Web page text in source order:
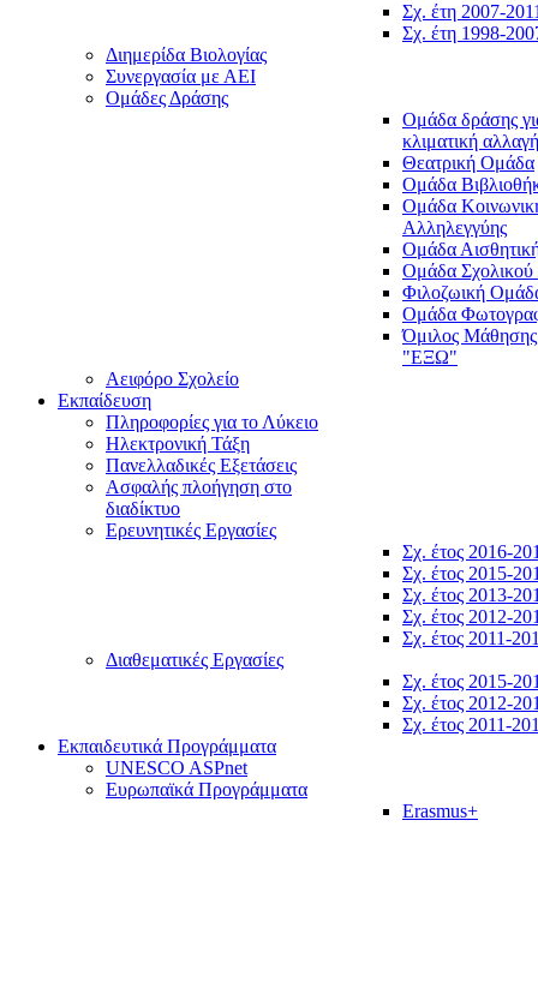
Σχ. έτη 2007-
Σχ. έτη 1998-
Διημερίδα Βιολογίας
Συνεργασία με ΑΕΙ
Ομάδες Δράσης
Ομάδα δράσης
κλιματική αλλαγή
Θεατρική Ομάδα
Ομάδα
Ομάδα
Αλληλεγγύης
Ομάδα
Ομάδα
Φιλοζωική
Ομάδα
Όμιλος Μάθησης
"ΕΞΩ"
Αειφόρο Σχολείο
Εκπαίδευση
Πληροφορίες για το Λύκειο
Ηλεκτρονική Τάξη
Πανελλαδικές Εξετάσεις
Ασφαλής πλοήγηση στο
διαδίκτυο
Ερευνητικές Εργασίες
Σχ. έτος 2016-
Σχ. έτος 2015-
Σχ. έτος 2013-
Σχ. έτος 2012-
Σχ. έτος 2011-
Διαθεματικές Εργασίες
Σχ. έτος 2015-
Σχ. έτος 2012-
Σχ. έτος 2011-
Εκπαιδευτικά Προγράμματα
UNESCO ASPnet
Ευρωπαϊκά Προγράμματα
Erasmus+